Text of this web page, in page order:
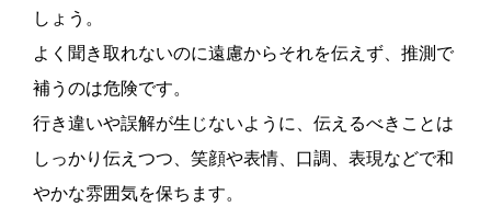
しょう。
よく聞き取れないのに遠慮からそれを伝えず、推測で
補うのは危険です。
行き違いや誤解が生じないように、伝えるべきことは
しっかり伝えつつ、笑顔や表情、口調、表現などで和
やかな雰囲気を保ちます。